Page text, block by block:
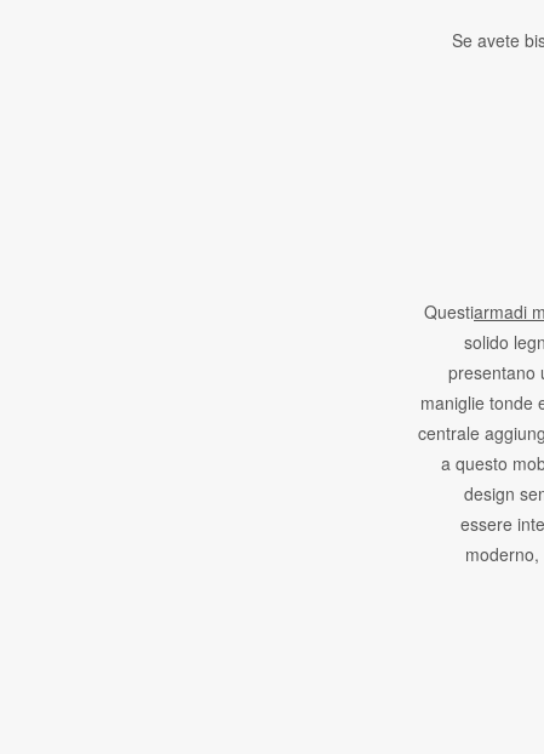
Se avete
Questiarmadi
solido
presentano
maniglie tonde
centrale
a questo
design
essere